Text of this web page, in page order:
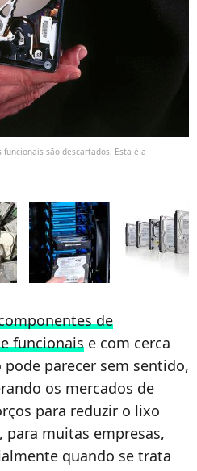
são descartados. Esta é a
de
funcionais e com cerca
pode parecer sem sentido,
os mercados de
para reduzir o lixo
muitas empresas,
quando se trata